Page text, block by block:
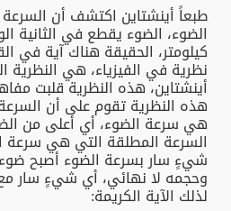
طبعاً أينشتاين اكتشف أن
الضوء، الضوء يقطع في الثانية
كيلومتر، الحقيقة هناك آية في
نظرية في الفيزياء، هي النظرية
أينشتاين، هذه النظرية قلبت
هذه النظرية تقوم على أن
هي سرعة الضوء، أي أعلى من
السرعة المطلقة التي هي سرعة
شيءٍ سار بسرعة الضوء أصبح
وحجمه لا نهائي، أي شيءٍ سار
لذلك الآية الكريمة: